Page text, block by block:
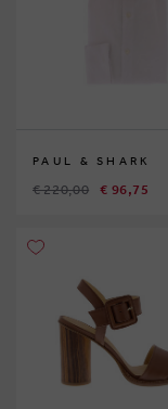
PAUL & SHARK
€ 220,00 € 96,75